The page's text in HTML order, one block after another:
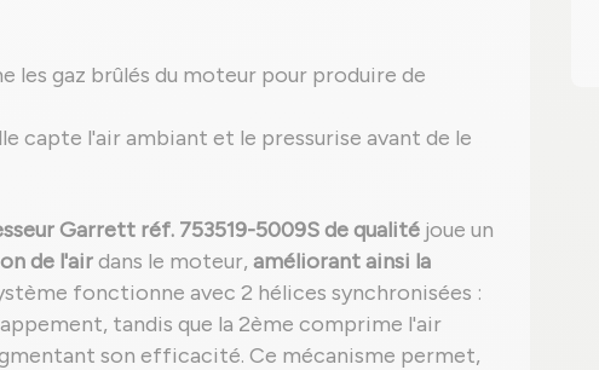
les gaz brûlés du moteur pour produire de
capte l'air ambiant et le pressurise avant de le
Garrett réf. 753519-5009S de qualité joue un
de l'airdans le moteur, améliorant ainsi la
fonctionne avec 2 hélices synchronisées :
tandis que la 2ème comprime l'air
son efficacité. Ce mécanisme permet,